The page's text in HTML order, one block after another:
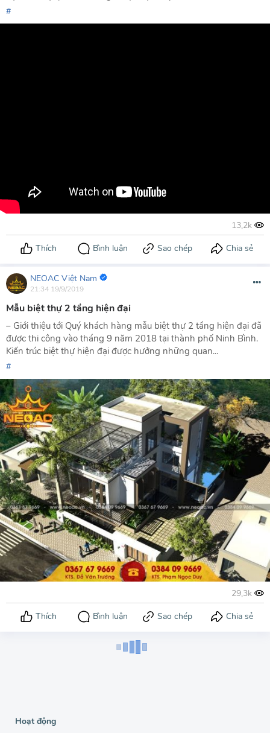
NEOAC Việt Nam
21:34 19/9/2019
Mẫu biệt thự 2 tầng hiện đại
– Giới thiệu tới Quý khách hàng mẫu biệt thự 2 tầng hiện đại đã
được thi công vào tháng 9 năm 2018 tại thành phố Ninh Bình.
Kiến trúc biệt thự hiện đại được hưởng những quan...
Hoạt động